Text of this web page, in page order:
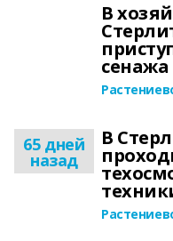
В
сенажа
65 дней
назад
В